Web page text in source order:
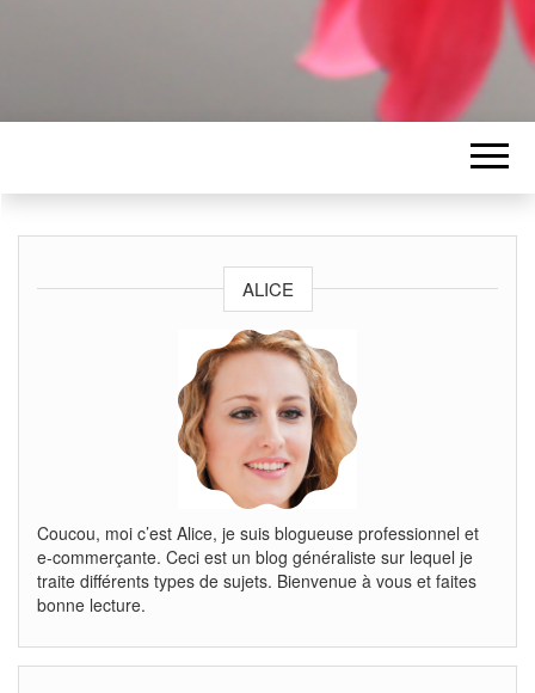
BAWGAJ
ALICE
Coucou, moi c’est Alice, je suis blogueuse professionnel et
e-commerçante. Ceci est un blog généraliste sur lequel je
traite différents types de sujets. Bienvenue à vous et faites
bonne lecture.